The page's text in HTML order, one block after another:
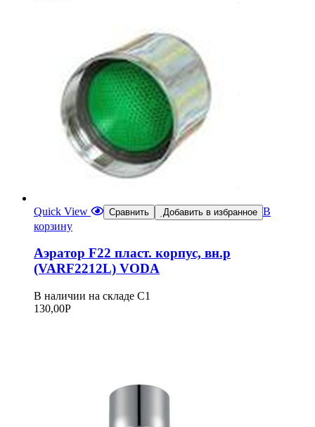
Quick View Сравнить Добавить в избранное В
корзину
Аэратор F22 пласт. корпус, вн.р
(VARF2212L) VODA
В наличии на складе С1
130,00Р